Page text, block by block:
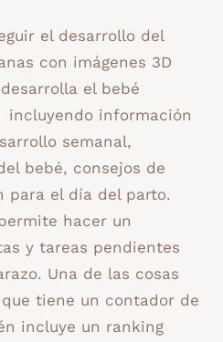
el desarrollo del
con imágenes 3D
el bebé
incluyendo información
semanal,
bebé, consejos de
para el día del parto.
hacer un
y tareas pendientes
Una de las cosas
tiene un contador de
incluye un ranking